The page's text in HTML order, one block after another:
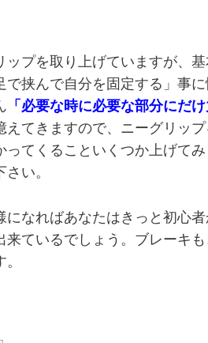
ップを取り上げていますが、
で挟んで自分を固定する」事に
「必要な時に必要な部分にだ
えてきますので、ニーグリップ
ってくることいくつか上げて
い。
になればあなたはきっと初心
来ているでしょう。ブレーキ